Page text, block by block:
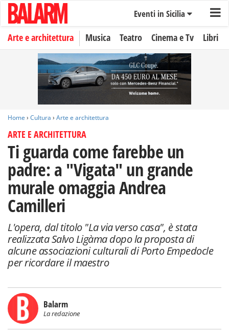
Eventi in Sicilia
Arte e architettura Musica Teatro Cinema e Tv Libri
Home › Cultura › Arte e architettura
ARTE E ARCHITETTURA
Ti guarda come farebbe un
padre: a "Vigata" un grande
murale omaggia Andrea
Camilleri
L'opera, dal titolo "La via verso casa", è stata
realizzata Salvo Ligàma dopo la proposta di
alcune associazioni culturali di Porto Empedocle
per ricordare il maestro
Balarm
La redazione